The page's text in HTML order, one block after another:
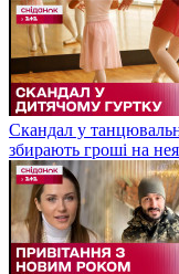
Скандал у
збирають гроші на